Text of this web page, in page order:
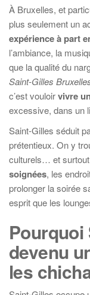
À Bruxelles, et
plus seulement un
expérience à part
l’ambiance, la
que la qualité du
Saint-Gilles
c’est vouloirvivre
excessive, dans un
Saint-Gilles séduit
prétentieux. On y
culturels… et
soignées, les
prolonger la soirée
esprit que les
Pourquoi
devenu
les